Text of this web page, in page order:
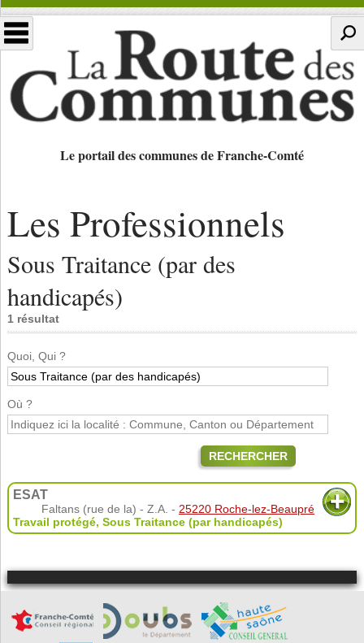
Le portail des communes de Franche-Comté
Les Professionnels
Sous Traitance (par des
handicapés)
1 résultat
Quoi, Qui ?
Où ?
RECHERCHER
ESAT
Faltans (rue de la) - Z.A. - 25220 Roche-lez-Beaupré
Travail protégé, Sous Traitance (par handicapés)